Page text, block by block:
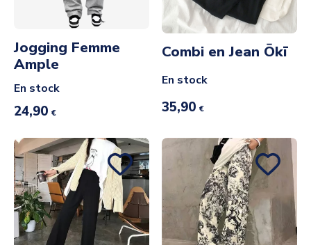
Jogging Femme
Ample
En stock
24,90 €
Combi en Jean Ōkī
En stock
35,90 €